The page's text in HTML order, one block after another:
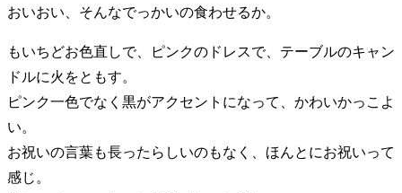
おいおい、そんなでっかいの食わせるか。
もいちどお色直しで、ピンクのドレスで、テーブルのキャン
ドルに火をともす。
ピンク一色でなく黒がアクセントになって、かわいかっこよ
い。
お祝いの言葉も長ったらしいのもなく、ほんとにお祝いって
感じ。